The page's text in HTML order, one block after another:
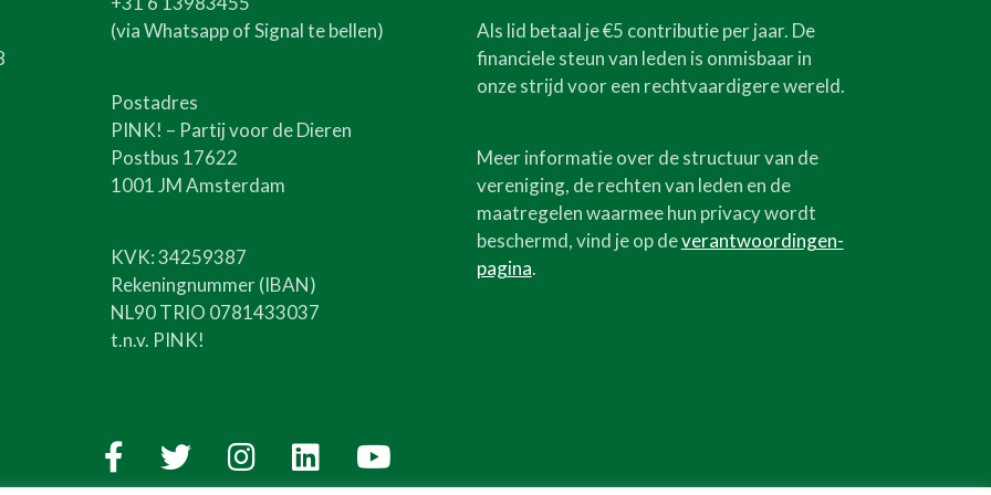
(via Whatsapp of Signal te bellen)
Postadres
PINK! – Partij voor de Dieren
Postbus 17622
1001 JM Amsterdam
KVK: 34259387
Rekeningnummer (IBAN)
NL90 TRIO 0781433037
t.n.v. PINK!
Als lid betaal je €5 contributie per jaar. De
financiele steun van leden is onmisbaar in
onze strijd voor een rechtvaardigere wereld.
Meer informatie over de structuur van de
vereniging, de rechten van leden en de
maatregelen waarmee hun privacy wordt
beschermd, vind je op deverantwoordingen-
pagina.